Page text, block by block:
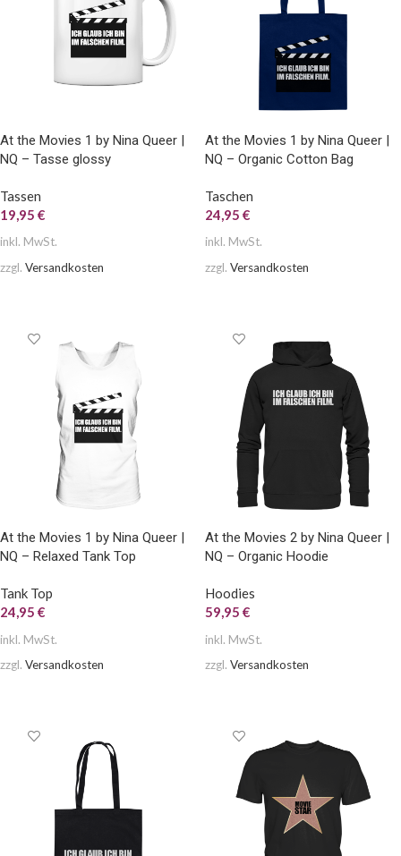
At the Movies 1 by Nina Queer |
NQ – Tasse glossy
Tassen
19,95 €
inkl. MwSt.
zzgl. Versandkosten
At the Movies 1 by Nina Queer |
NQ – Organic Cotton Bag
Taschen
24,95 €
inkl. MwSt.
zzgl. Versandkosten
At the Movies 1 by Nina Queer |
NQ – Relaxed Tank Top
Tank Top
24,95 €
inkl. MwSt.
zzgl. Versandkosten
At the Movies 2 by Nina Queer |
NQ – Organic Hoodie
Hoodies
59,95 €
inkl. MwSt.
zzgl. Versandkosten